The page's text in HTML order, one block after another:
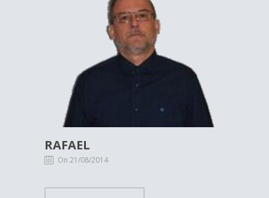
RAFAEL
On 21/08/2014